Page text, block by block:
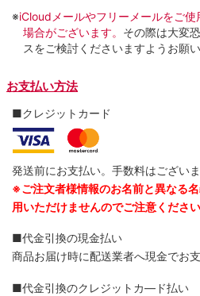
※iCloudメールやフリーメールをご
場合がございます。 その際は大変
スをご検討くださいますようお願い
お支払い方法
■クレジットカード
発送前にお支払い。手数料はございま
※ご注文者様情報のお名前と異なる
用いただけませんのでご注意ください
■代金引換の現金払い
商品お届け時に配送業者へ現金でお支
■代金引換のクレジットカ―ド払い